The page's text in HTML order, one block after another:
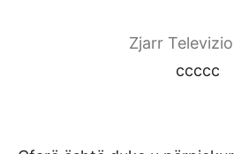
Zjarr
ccccc